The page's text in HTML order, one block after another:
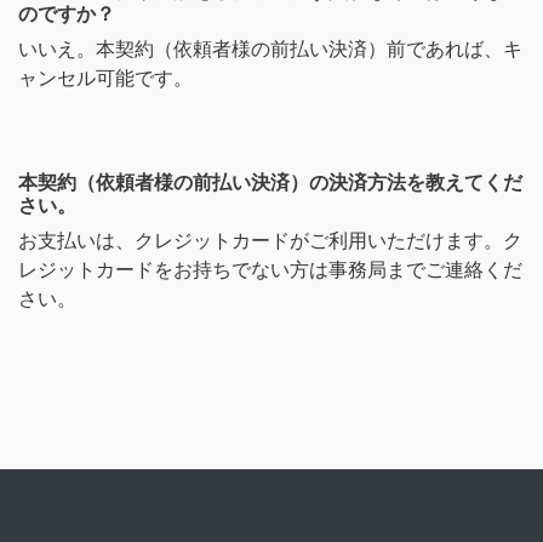
のですか？
いいえ。本契約（依頼者様の前払い決済）前であれば、キ
ャンセル可能です。
本契約（依頼者様の前払い決済）の決済方法を教えてくだ
さい。
お支払いは、クレジットカードがご利用いただけます。ク
レジットカードをお持ちでない方は事務局までご連絡くだ
さい。